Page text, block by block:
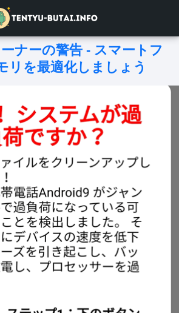
ナーの警告 - スマートフ
リを最適化しましょう